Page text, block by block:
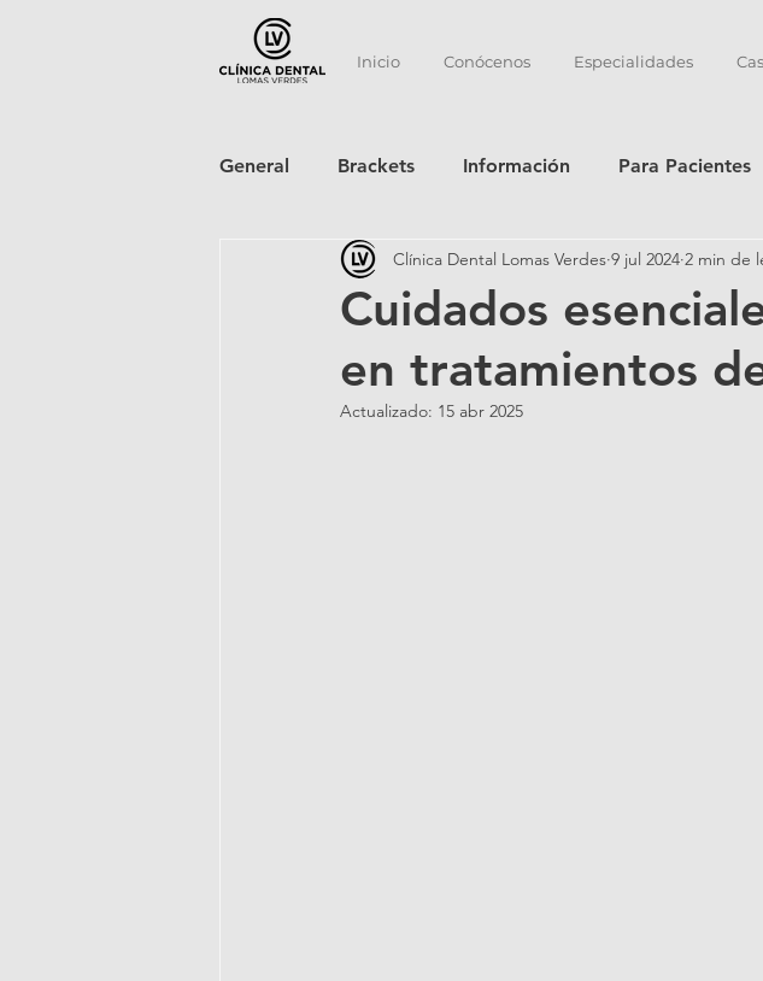
Inicio Conócenos Especialidades
General Brackets Información Para Pacientes
Cuidados
en tratamientos
Clínica Dental Lomas Verdes 9 jul 2024 2 min de
Actualizado: 15 abr 2025